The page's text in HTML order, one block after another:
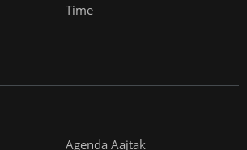
Time
Agenda Aajtak